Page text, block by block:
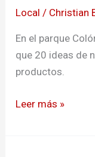
Local / Christian
En el parque
que 20 ideas de
productos.
gastronómica
en
Tumaco
Leer más »